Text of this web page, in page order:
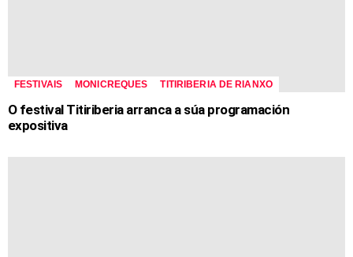
FESTIVAIS MONICREQUES TITIRIBERIA DE RIANXO
O festival Titiriberia arranca a súa programación
expositiva